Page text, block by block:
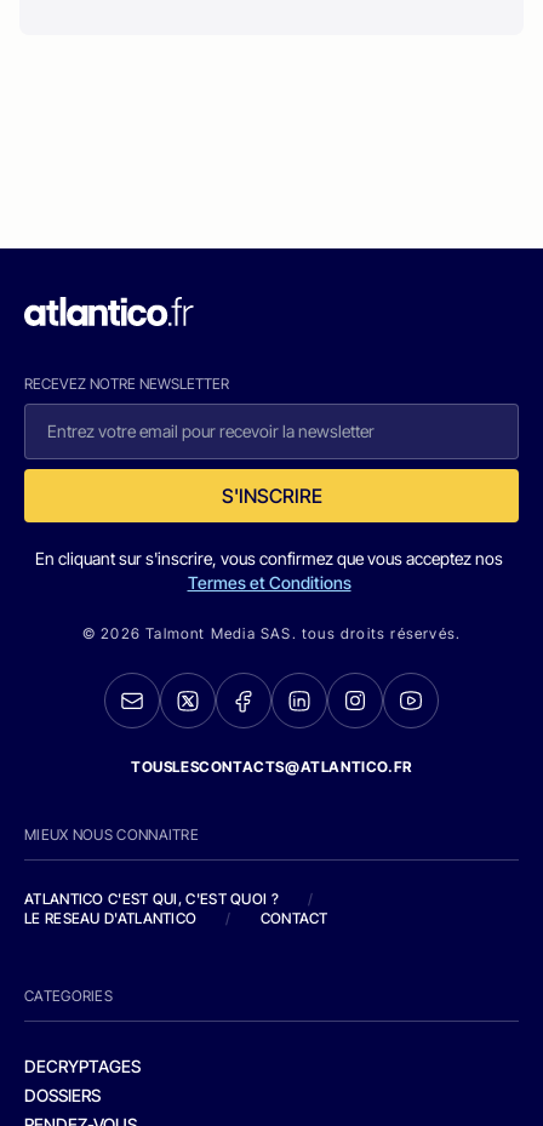
RECEVEZ NOTRE NEWSLETTER
S'INSCRIRE
En cliquant sur s'inscrire, vous confirmez que vous acceptez nos
Termes et Conditions
© 2026 Talmont Media SAS. tous droits réservés.
TOUSLESCONTACTS@ATLANTICO.FR
MIEUX NOUS CONNAITRE
ATLANTICO C'EST QUI, C'EST QUOI ?
/
LE RESEAU D'ATLANTICO
/ CONTACT
CATEGORIES
DECRYPTAGES
DOSSIERS